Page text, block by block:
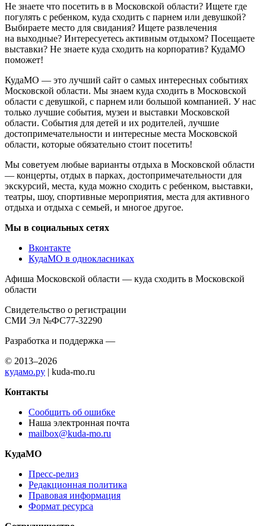
Не знаете что посетить в в Московской области? Ищете где
погулять с ребенком, куда сходить с парнем или девушкой?
Выбираете место для свидания? Ищете развлечения
на выходные? Интересуетесь активным отдыхом? Посещаете
выставки? Не знаете куда сходить на корпоратив? КудаМО
поможет!
КудаМО — это лучший сайт о самых интересных событиях
Московской области. Мы знаем куда сходить в Московской
области с девушкой, с парнем или большой компанией. У нас
только лучшие события, музеи и выставки Московской
области. События для детей и их родителей, лучшие
достопримечательности и интересные места Московской
области, которые обязательно стоит посетить!
Мы советуем любые варианты отдыха в Московской области
— концерты, отдых в парках, достопримечательности для
экскурсий, места, куда можно сходить с ребенком, выставки,
театры, шоу, спортивные мероприятия, места для активного
отдыха и отдыха с семьей, и многое другое.
Мы в социальных сетях
Вконтакте
КудаМО в однокласниках
Афиша Московской области — куда сходить в Московской
области
Свидетельство о регистрации
СМИ Эл №ФС77-32290
Разработка и поддержка —
© 2013–2026
кудамо.ру | kuda-mo.ru
Контакты
Сообщить об ошибке
Наша электронная почта
mailbox@kuda-mo.ru
КудаМО
Пресс-релиз
Редакционная политика
Правовая информация
Формат ресурса